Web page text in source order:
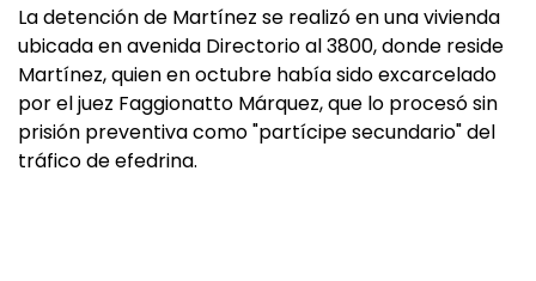
La detención de Martínez se realizó en una vivienda
ubicada en avenida Directorio al 3800, donde reside
Martínez, quien en octubre había sido excarcelado
por el juez Faggionatto Márquez, que lo procesó sin
prisión preventiva como "partícipe secundario" del
tráfico de efedrina.